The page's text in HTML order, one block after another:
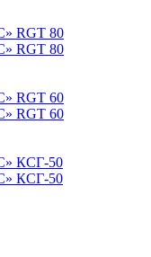
RGT 80
RGT 80
RGT 60
RGT 60
КСГ-50
КСГ-50